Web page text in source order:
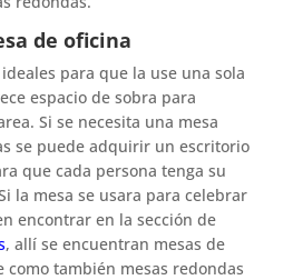
de oficina
ideales para que la use una sola
espacio de sobra para
Si se necesita una mesa
se puede adquirir un escritorio
que cada persona tenga su
la mesa se usara para celebrar
encontrar en la sección de
, allí se encuentran mesas de
como también mesas redondas